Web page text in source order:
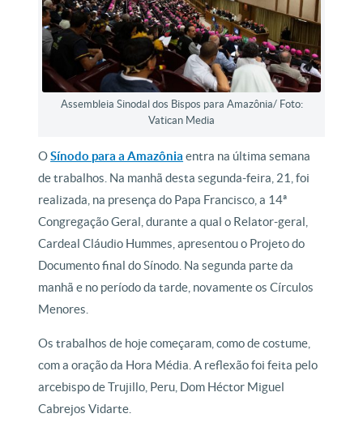
Assembleia Sinodal dos Bispos para Amazônia/ Foto:
Vatican Media
OSínodo para a Amazônia entra na última semana
de trabalhos. Na manhã desta segunda-feira, 21, foi
realizada, na presença do Papa Francisco, a 14ª
Congregação Geral, durante a qual o Relator-geral,
Cardeal Cláudio Hummes, apresentou o Projeto do
Documento final do Sínodo. Na segunda parte da
manhã e no período da tarde, novamente os Círculos
Menores.
Os trabalhos de hoje começaram, como de costume,
com a oração da Hora Média. A reflexão foi feita pelo
arcebispo de Trujillo, Peru, Dom Héctor Miguel
Cabrejos Vidarte.